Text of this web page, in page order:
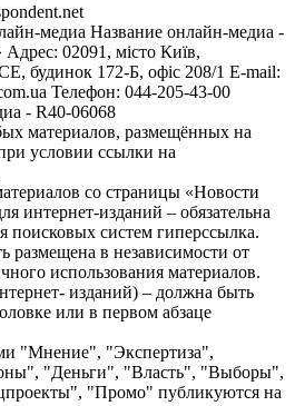
медиа Название онлайн-медиа -
02091, місто Київ,
172-Б, офіс 208/1 E-mail:
Телефон: 044-205-43-00
- R40-06068
материалов, размещённых на
условии ссылки на
со страницы «Новости
интернет-изданий – обязательна
поисковых систем гиперссылка.
размещена в независимости от
использования материалов.
изданий) – должна быть
или в первом абзаце
"Мнение", "Экспертиза",
"Деньги", "Власть", "Выборы",
"Промо" публикуются на